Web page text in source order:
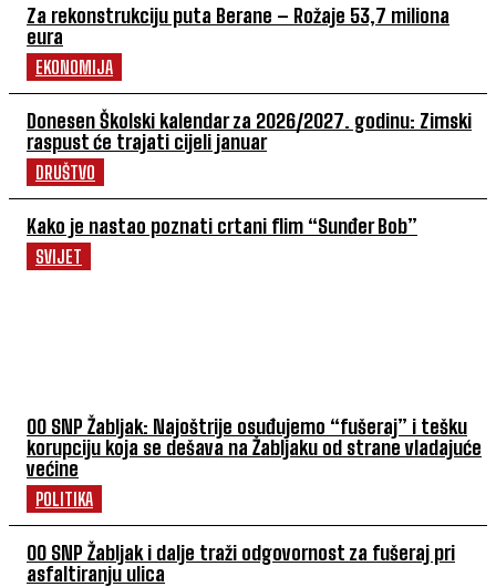
Za rekonstrukciju puta Berane – Rožaje 53,7 miliona
eura
EKONOMIJA
Donesen Školski kalendar za 2026/2027. godinu: Zimski
raspust će trajati cijeli januar
DRUŠTVO
Kako je nastao poznati crtani flim “Sunđer Bob”
SVIJET
OO SNP Žabljak: Najoštrije osuđujemo “fušeraj” i tešku
korupciju koja se dešava na Žabljaku od strane vladajuće
većine
POLITIKA
OO SNP Žabljak i dalje traži odgovornost za fušeraj pri
asfaltiranju ulica